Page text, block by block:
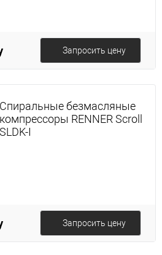
Запросить цену
Спиральные безмасляные
компрессоры RENNER Scroll
SLDK-I
Запросить цену